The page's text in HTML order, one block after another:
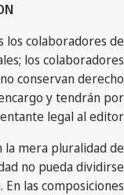
los colaboradores de
los colaboradores
conservan derecho
y tendrán por
legal al editor.
mera pluralidad de
no pueda dividirse
las composiciones